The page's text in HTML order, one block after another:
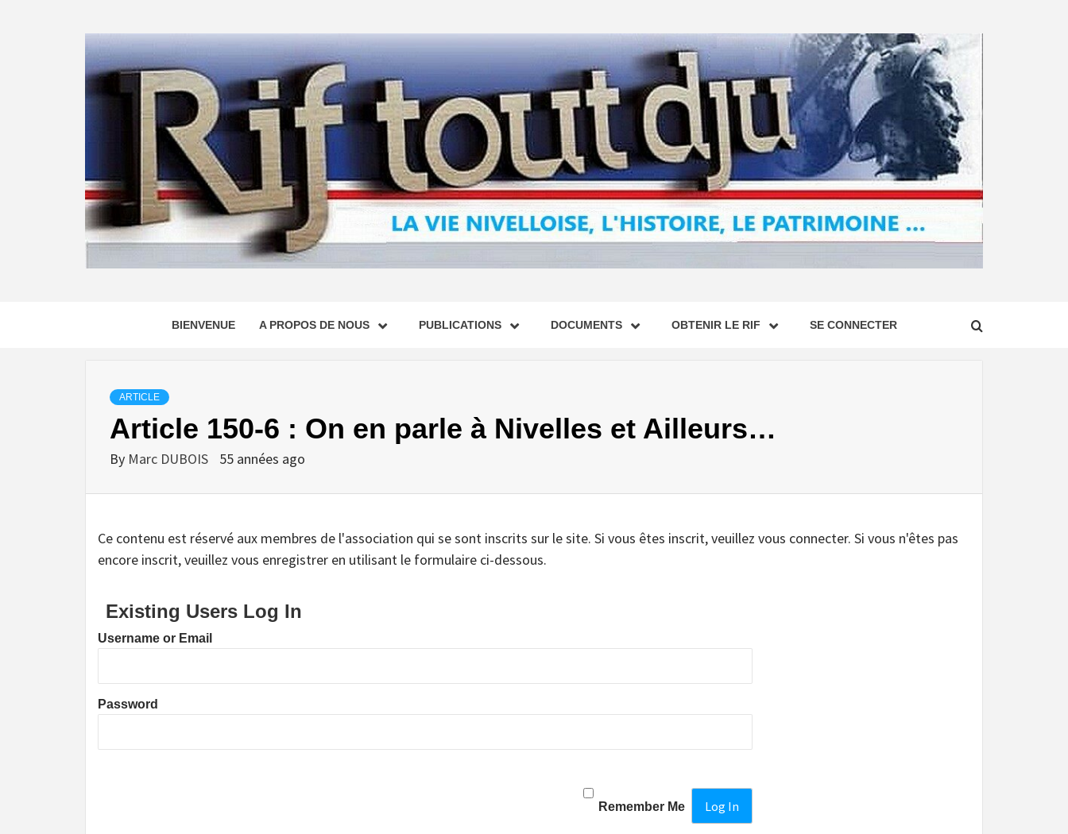
BIENVENUE A PROPOS DE NOUS PUBLICATIONS DOCUMENTS OBTENIR LE RIF SE CONNECTER
ARTICLE
Article 150-6 : On en parle à Nivelles et Ailleurs…
By Marc DUBOIS 55 années ago
Ce contenu est réservé aux membres de l'association qui se sont inscrits sur le site. Si vous êtes inscrit, veuillez vous connecter. Si vous n'êtes pas
encore inscrit, veuillez vous enregistrer en utilisant le formulaire ci-dessous.
Existing Users Log In
Username or Email
Password
Remember Me